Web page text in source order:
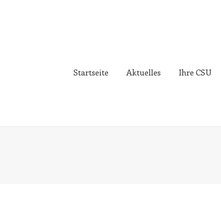
Startseite Aktuelles Ihre CSU